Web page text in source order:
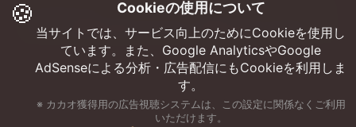
2025年8月12日
今日は、情熱的な炎のエネルギーと柔軟な木のしなやか...
🍪 Cookieの使用について
当サイトでは、サービス向上のためにCookieを使用し
ています。また、Google AnalyticsやGoogle
AdSenseによる分析・広告配信にもCookieを利用しま
す。
※ カカオ獲得用の広告視聴システムは、この設定に関係なくご利用
いただけます。